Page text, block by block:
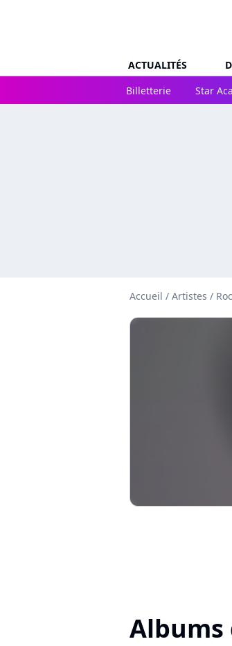
ACTUALITÉS
Billetterie
Star
Accueil / Artistes /
Albums